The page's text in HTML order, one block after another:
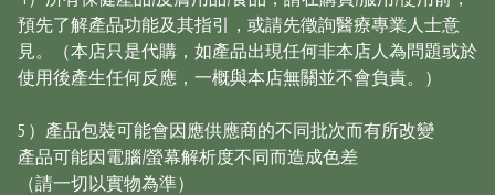
預先了解產品功能及其指引，或請先徵詢醫療專業人士意
見。（本店只是代購，如產品出現任何非本店人為問題或於
使用後產生任何反應，一概與本店無關並不會負責。）
5）產品包裝可能會因應供應商的不同批次而有所改變
產品可能因電腦/螢幕解析度不同而造成色差
（請一切以實物為準）